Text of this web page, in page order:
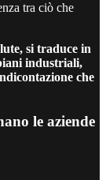
tra ciò che
si traduce in
industriali,
che
le aziende